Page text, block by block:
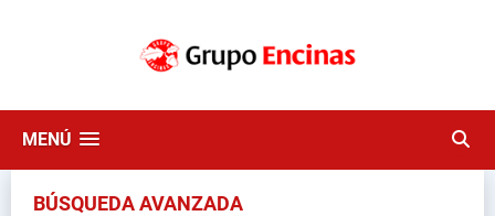
MENÚ
BÚSQUEDA AVANZADA